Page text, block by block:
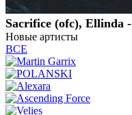
Sacrifice (ofc), Ellinda -
Новые артисты
ВСЕ